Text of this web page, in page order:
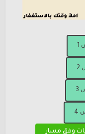
3
4
وفق مسار